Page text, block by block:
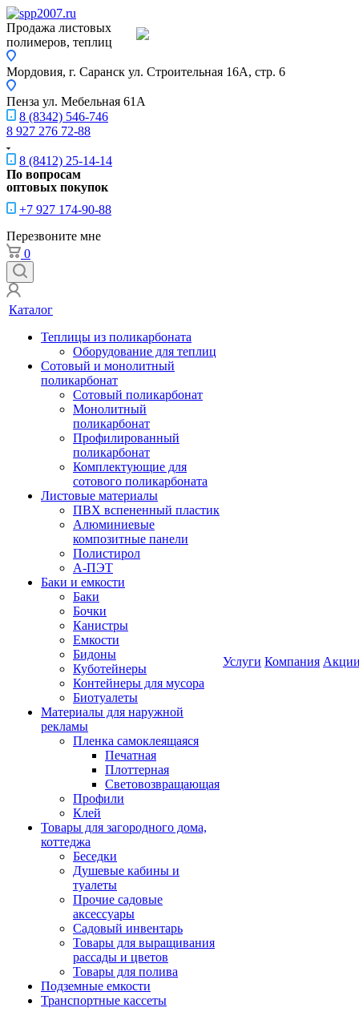
Продажа листовых
полимеров, теплиц
Мордовия, г. Саранск ул. Строительная 16A, стр. 6
Пенза ул. Мебельная 61А
8 (8342) 546-746
8 927 276 72-88
8 (8412) 25-14-14
По вопросам
оптовых покупок
+7 927 174-90-88
Перезвоните мне
0
Каталог
Теплицы из поликарбоната
Оборудование для теплиц
Сотовый и монолитный
поликарбонат
Сотовый поликарбонат
Монолитный
поликарбонат
Профилированный
поликарбонат
Комплектующие для
сотового поликарбоната
Листовые материалы
ПВХ вспененный пластик
Алюминиевые
композитные панели
Полистирол
А-ПЭТ
Баки и емкости
Баки
Бочки
Канистры
Емкости
Бидоны
Куботейнеры
Контейнеры для мусора
Биотуалеты
Материалы для наружной
рекламы
Пленка самоклеящаяся
Печатная
Плоттерная
Световозвращающая
Профили
Клей
Товары для загородного дома,
коттеджа
Беседки
Душевые кабины и
туалеты
Прочие садовые
аксессуары
Садовый инвентарь
Товары для выращивания
рассады и цветов
Товары для полива
Подземные емкости
Транспортные кассеты
Услуги Компания